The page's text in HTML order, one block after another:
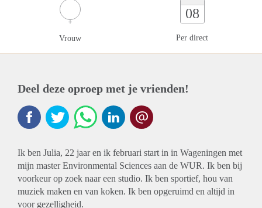
Vrouw
08
Per direct
Deel deze oproep met je vrienden!
Ik ben Julia, 22 jaar en ik februari start in in Wageningen met
mijn master Environmental Sciences aan de WUR. Ik ben bij
voorkeur op zoek naar een studio. Ik ben sportief, hou van
muziek maken en van koken. Ik ben opgeruimd en altijd in
voor gezelligheid.